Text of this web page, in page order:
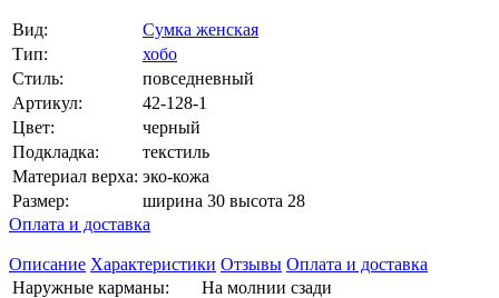
Вид:
Сумка женская
Тип:
хобо
Стиль:
повседневный
Артикул:
42-128-1
Цвет:
черный
Подкладка:
текстиль
Материал верха: эко-кожа
Размер:
ширина 30 высота 28
Оплата и доставка
Описание Характеристики Отзывы Оплата и доставка
Наружные карманы:
На молнии сзади